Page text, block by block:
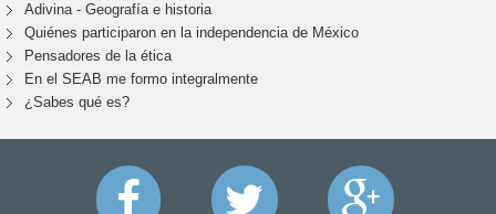
Adivina - Geografía e historia
Quiénes participaron en la independencia de México
Pensadores de la ética
En el SEAB me formo integralmente
¿Sabes qué es?